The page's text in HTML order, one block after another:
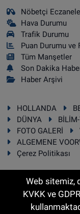
Nöbetçi
Hava Durumu
Trafik Durumu
Puan Durumu ve
Tüm Manşetler
Son Dakika
Haber Arşivi
HOLLANDA
DÜNYA
FOTO GALERİ
ALGEMENE
Çerez Politikası
RSS
Web sitemiz,
KVKK ve